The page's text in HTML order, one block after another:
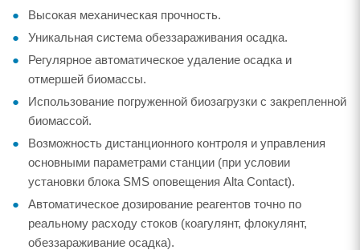
Высокая механическая прочность.
Уникальная система обеззараживания осадка.
Регулярное автоматическое удаление осадка и
отмершей биомассы.
Использование погруженной биозагрузки с закрепленной
биомассой.
Возможность дистанционного контроля и управления
основными параметрами станции (при условии
установки блока SMS оповещения Alta Contact).
Автоматическое дозирование реагентов точно по
реальному расходу стоков (коагулянт, флокулянт,
обеззараживание осадка).